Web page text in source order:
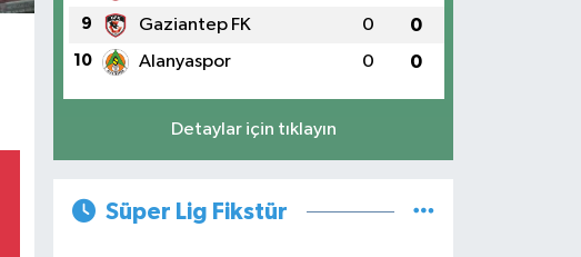
9 Gaziantep FK 0 0
10 Alanyaspor 0 0
Detaylar için tıklayın
Süper Lig Fikstür